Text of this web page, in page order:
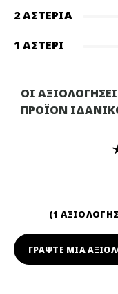
2 ΑΣΤΈΡΙΑ
1 ΑΣΤΈΡΙ
ΟΙ
ΠΡΟΪΟΝ
1
ΓΡΆΨΤΕ ΜΙΑ